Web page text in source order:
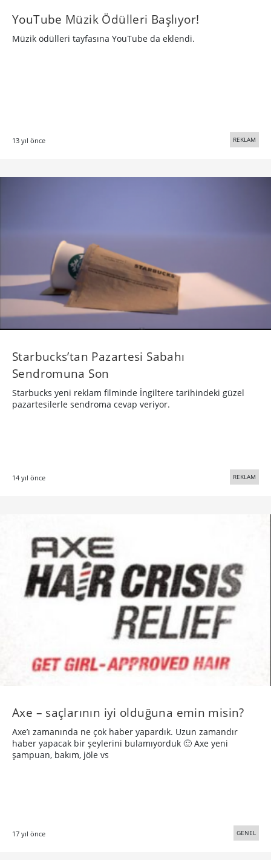
YouTube Müzik Ödülleri Başlıyor!
Müzik ödülleri tayfasına YouTube da eklendi.
13 yıl önce REKLAM
Starbucks’tan Pazartesi Sabahı
Sendromuna Son
Starbucks yeni reklam filminde İngiltere tarihindeki güzel
pazartesilerle sendroma cevap veriyor.
14 yıl önce REKLAM
Axe – saçlarının iyi olduğuna emin misin?
Axe’ı zamanında ne çok haber yapardık. Uzun zamandır
haber yapacak bir şeylerini bulamıyorduk 🙂 Axe yeni
şampuan, bakım, jöle vs
17 yıl önce GENEL